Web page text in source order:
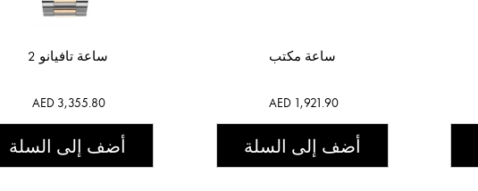
ساعة تافيانو 2
AED 3,355.80
أضف إلى السلة
ساعة مكتب
AED 1,921.90
أضف إلى السلة